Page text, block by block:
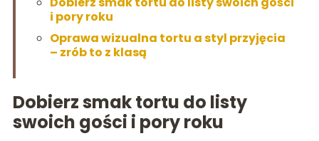
i pory roku
Oprawa wizualna tortu a styl przyjęcia
– zrób to z klasą
Dobierz smak tortu do listy
swoich gości i pory roku